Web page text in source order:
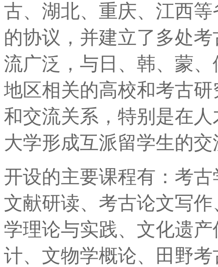
古、湖北、重庆、江西
的协议，并建立了多处
流广泛，与日、韩、蒙
地区相关的高校和考古
和交流关系，特别是在
大学形成互派留学生的
开设的主要课程有：考
文献研读、考古论文写
学理论与实践、文化遗
计、文物学概论、田野